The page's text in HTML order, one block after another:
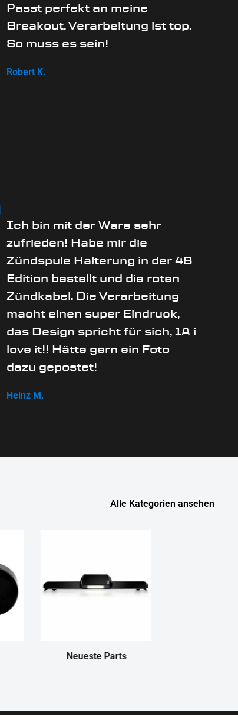
Passt perfekt an meine
Breakout. Verarbeitung ist top.
So muss es sein!
Robert K.
Ich bin mit der Ware sehr
zufrieden! Habe mir die
Zündspule Halterung in der 48
Edition bestellt und die roten
Zündkabel. Die Verarbeitung
macht einen super Eindruck,
das Design spricht für sich, 1A i
love it!! Hätte gern ein Foto
dazu gepostet!
Heinz M.
Alle Kategorien ansehen
Neueste Parts